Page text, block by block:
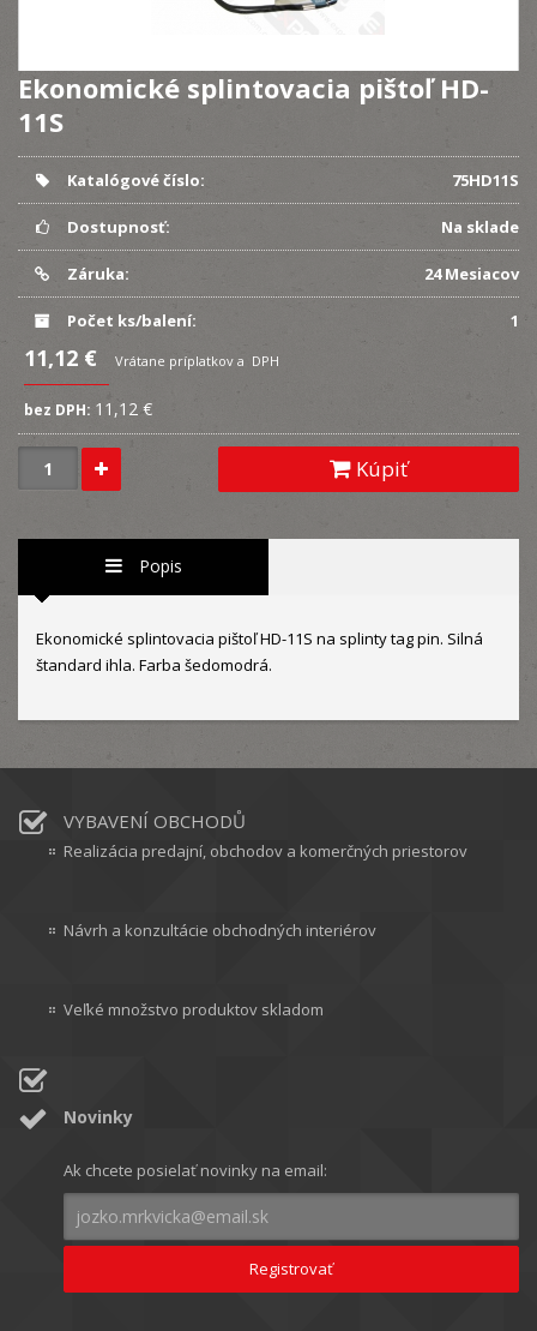
Ekonomické splintovacia pištoľ HD-
11S
Katalógové číslo: 75HD11S
Dostupnosť: Na sklade
Záruka: 24 Mesiacov
Počet ks/balení: 1
11,12 € Vrátane príplatkov a DPH
bez DPH: 11,12 €
Kúpiť
Popis
Ekonomické splintovacia pištoľ HD-11S na splinty tag pin. Silná
štandard ihla. Farba šedomodrá.
VYBAVENÍ OBCHODŮ
Realizácia predajní, obchodov a komerčných priestorov
Návrh a konzultácie obchodných interiérov
Veľké množstvo produktov skladom
Novinky
Ak chcete posielať novinky na email: